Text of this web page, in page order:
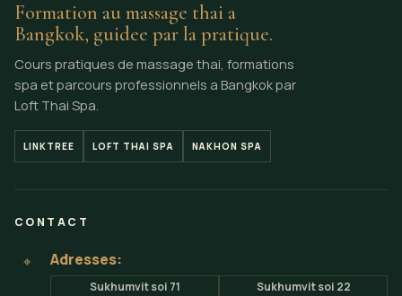
Formation au massage thai a
Bangkok, guidee par la pratique.
Cours pratiques de massage thai, formations
spa et parcours professionnels a Bangkok par
Loft Thai Spa.
LINKTREE LOFT THAI SPA NAKHON SPA
CONTACT
⌖ Adresses:
Sukhumvit soi 71 Sukhumvit soi 22